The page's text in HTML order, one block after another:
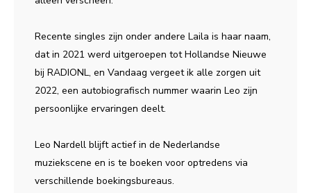
Recente singles zijn onder andere Laila is haar naam,
dat in 2021 werd uitgeroepen tot Hollandse Nieuwe
bij RADIONL, en Vandaag vergeet ik alle zorgen uit
2022, een autobiografisch nummer waarin Leo zijn
persoonlijke ervaringen deelt.
Leo Nardell blijft actief in de Nederlandse
muziekscene en is te boeken voor optredens via
verschillende boekingsbureaus.